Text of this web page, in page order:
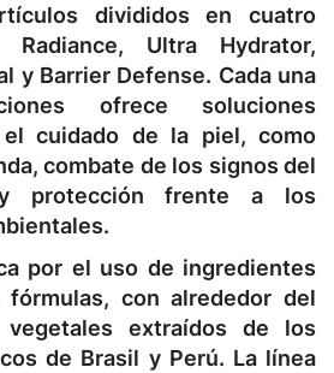
divididos en cuatro
Radiance, Ultra Hydrator,
y Barrier Defense. Cada una
ofrece soluciones
cuidado de la piel, como
combate de los signos del
y protección frente a los
por el uso de ingredientes
con alrededor del
extraídos de los
de Brasil y Perú. La línea